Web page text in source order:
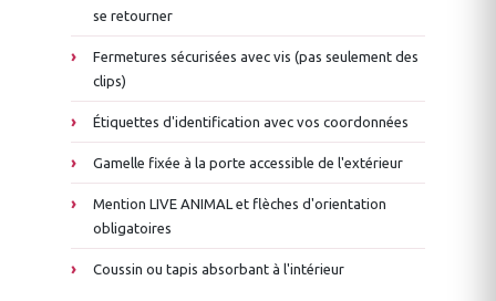
se retourner
Fermetures sécurisées avec vis (pas seulement des
clips)
Étiquettes d'identification avec vos coordonnées
Gamelle fixée à la porte accessible de l'extérieur
Mention LIVE ANIMAL et flèches d'orientation
obligatoires
Coussin ou tapis absorbant à l'intérieur